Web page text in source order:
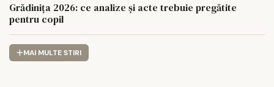
Grădinița 2026: ce analize și acte trebuie pregătite
pentru copil
MAI MULTE STIRI